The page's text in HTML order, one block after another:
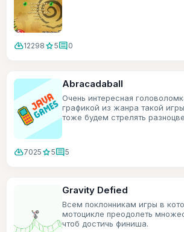
cloud_download12298 star5comment0
Abracadaball
Очень интересная
графикой из жанра такой
тоже будем стрелять
cloud_download7025 star5comment5
Gravity Defied
Всем поклонникам игры в
мотоцикле преодолеть
чтоб достичь финиша.